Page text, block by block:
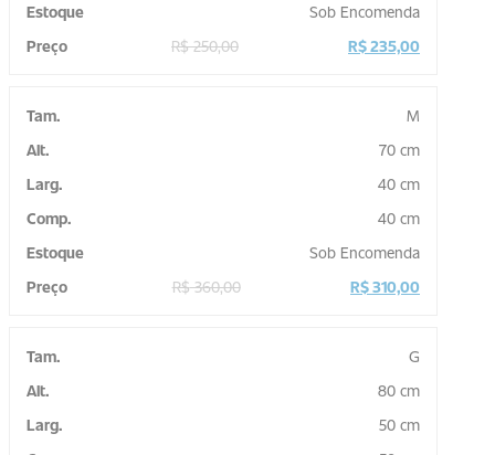
Sob Encomenda
R$250,00 R$235,00
M
70 cm
40 cm
40 cm
Sob Encomenda
R$360,00 R$310,00
G
80 cm
50 cm